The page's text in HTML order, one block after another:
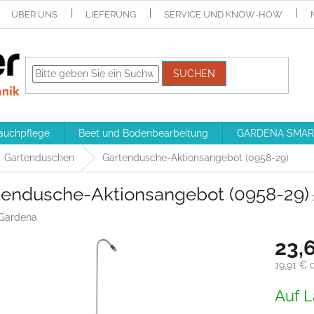
ÜBER UNS LIEFERUNG SERVICE UND KNOW-HOW
SUCHEN
Beet und Bodenbearbeitung GARDENA
Gartenduschen Gartendusche-Aktionsangebot (0958-29)
Aktionsangebot (0958-29)
19,91 €
Auf